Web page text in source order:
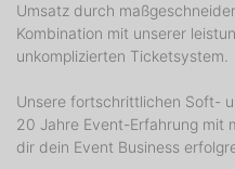
Umsatz durch
Kombination mit unserer
unkomplizierten Ticketsystem.
Unsere fortschrittlichen Soft-
20 Jahre Event-Erfahrung mit
dir dein Event Business